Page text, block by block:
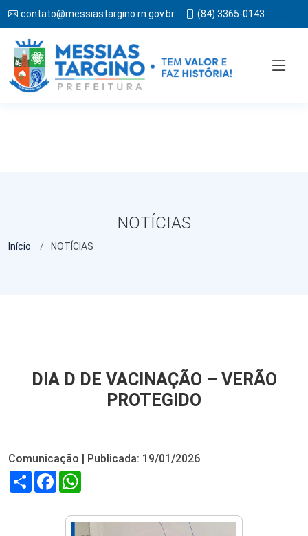
contato@messiastargino.rn.gov.br (84) 3365-0143
NOTÍCIAS
Início NOTÍCIAS
DIA D DE VACINAÇÃO – VERÃO
PROTEGIDO
Comunicação | Publicada: 19/01/2026
Compartilhar
Facebook